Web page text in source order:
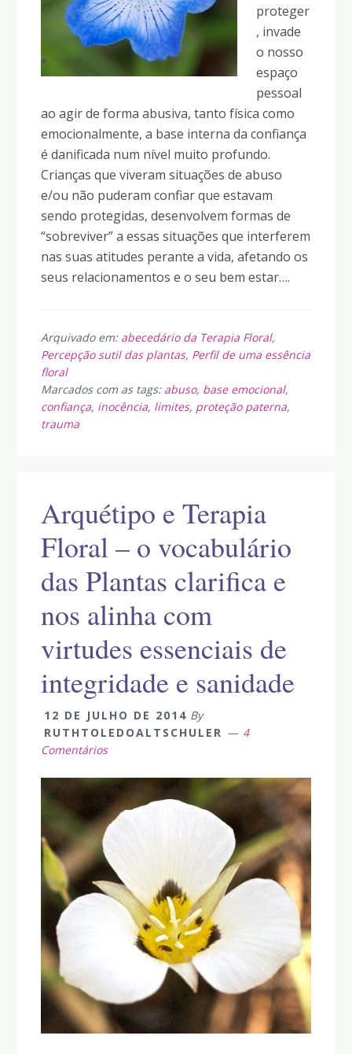
proteger
, invade
o nosso
espaço
pessoal
ao agir de forma abusiva, tanto física como
emocionalmente, a base interna da confiança
é danificada num nível muito profundo.
Crianças que viveram situações de abuso
e/ou não puderam confiar que estavam
sendo protegidas, desenvolvem formas de
“sobreviver” a essas situações que interferem
nas suas atitudes perante a vida, afetando os
seus relacionamentos e o seu bem estar….
Arquivado em: abecedário da Terapia Floral,
Percepção sutil das plantas, Perfil de uma essência
floral
Marcados com as tags: abuso, base emocional,
confiança, inocência, limites, proteção paterna,
trauma
Arquétipo e Terapia
Floral – o vocabulário
das Plantas clarifica e
nos alinha com
virtudes essenciais de
integridade e sanidade
12 DE JULHO DE 2014 By
RUTHTOLEDOALTSCHULER
4
Comentários